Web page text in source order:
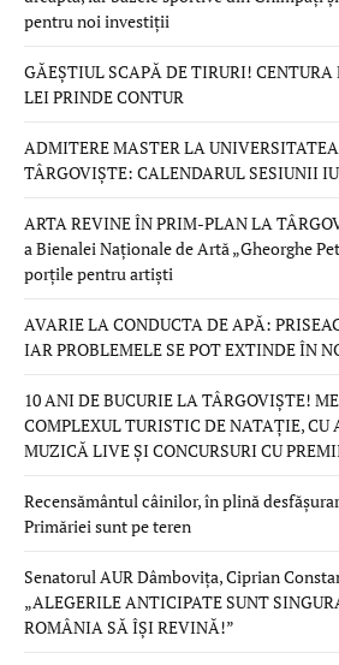
pentru noi investiții
GĂEȘTIUL SCAPĂ DE TIRURI! CENTURA
LEI PRINDE CONTUR
ADMITERE MASTER LA
TÂRGOVIȘTE: CALENDARUL SESIUNII
ARTA REVINE ÎN PRIM-PLAN LA
a Bienalei Naționale de Artă „Gheorghe
porțile pentru artiști
AVARIE LA CONDUCTA DE APĂ:
IAR PROBLEMELE SE POT EXTINDE ÎN
10 ANI DE BUCURIE LA TÂRGOVIȘTE!
COMPLEXUL TURISTIC DE NATAȚIE, CU
MUZICĂ LIVE ȘI CONCURSURI CU
Recensământul câinilor, în plină
Primăriei sunt pe teren
Senatorul AUR Dâmbovița, Ciprian
„ALEGERILE ANTICIPATE SUNT
ROMÂNIA SĂ ÎȘI REVINĂ!”